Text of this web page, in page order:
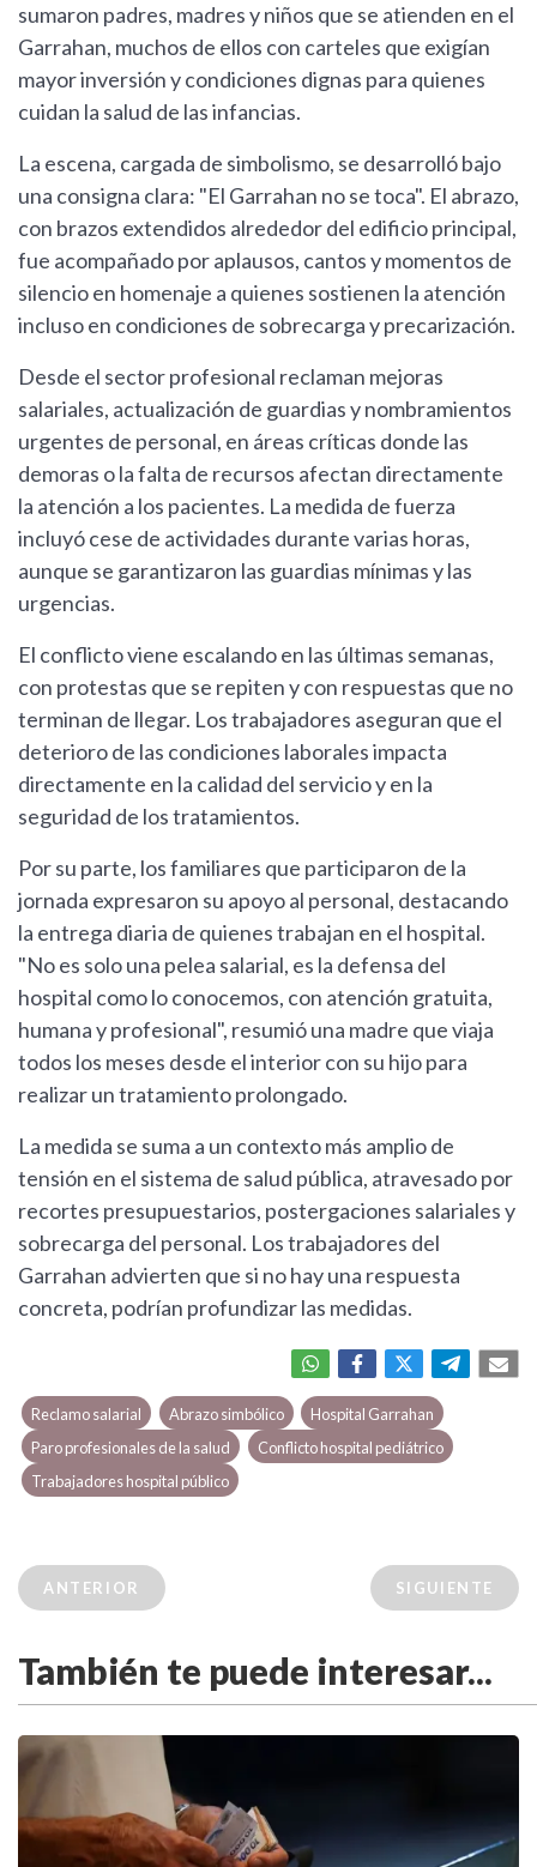
sumaron padres, madres y niños que se atienden en el
Garrahan, muchos de ellos con carteles que exigían
mayor inversión y condiciones dignas para quienes
cuidan la salud de las infancias.
La escena, cargada de simbolismo, se desarrolló bajo
una consigna clara: "El Garrahan no se toca". El abrazo,
con brazos extendidos alrededor del edificio principal,
fue acompañado por aplausos, cantos y momentos de
silencio en homenaje a quienes sostienen la atención
incluso en condiciones de sobrecarga y precarización.
Desde el sector profesional reclaman mejoras
salariales, actualización de guardias y nombramientos
urgentes de personal, en áreas críticas donde las
demoras o la falta de recursos afectan directamente
la atención a los pacientes. La medida de fuerza
incluyó cese de actividades durante varias horas,
aunque se garantizaron las guardias mínimas y las
urgencias.
El conflicto viene escalando en las últimas semanas,
con protestas que se repiten y con respuestas que no
terminan de llegar. Los trabajadores aseguran que el
deterioro de las condiciones laborales impacta
directamente en la calidad del servicio y en la
seguridad de los tratamientos.
Por su parte, los familiares que participaron de la
jornada expresaron su apoyo al personal, destacando
la entrega diaria de quienes trabajan en el hospital.
"No es solo una pelea salarial, es la defensa del
hospital como lo conocemos, con atención gratuita,
humana y profesional", resumió una madre que viaja
todos los meses desde el interior con su hijo para
realizar un tratamiento prolongado.
La medida se suma a un contexto más amplio de
tensión en el sistema de salud pública, atravesado por
recortes presupuestarios, postergaciones salariales y
sobrecarga del personal. Los trabajadores del
Garrahan advierten que si no hay una respuesta
concreta, podrían profundizar las medidas.
Reclamo salarial Abrazo simbólico
Hospital Garrahan
Paro profesionales de la salud
Conflicto hospital pediátrico
Trabajadores hospital público
ANTERIOR SIGUIENTE
También te puede interesar...